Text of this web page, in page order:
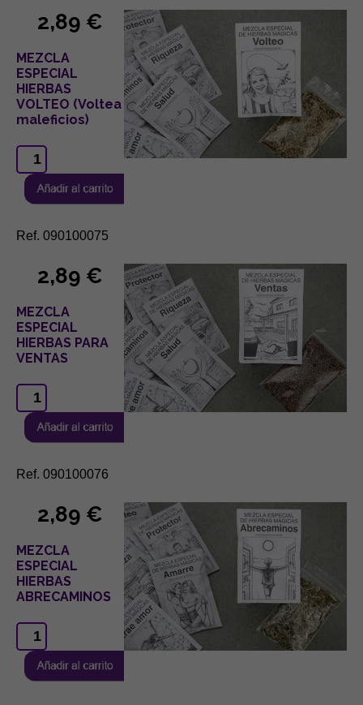
2,89 €
MEZCLA
ESPECIAL
HIERBAS
VOLTEO (Voltea
maleficios)
Ref. 090100075
2,89 €
MEZCLA
ESPECIAL
HIERBAS PARA
VENTAS
Ref. 090100076
2,89 €
MEZCLA
ESPECIAL
HIERBAS
ABRECAMINOS